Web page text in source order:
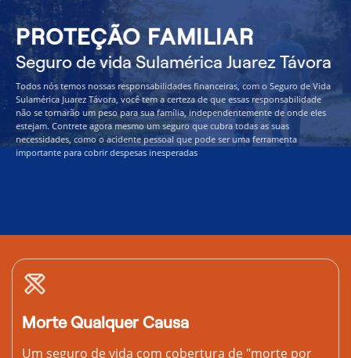
PROTEÇÃO FAMILIAR
Seguro de vida Sulamérica Juarez Távora
Todos nós temos nossas responsabilidades financeiras, com o Seguro de Vida
Sulamérica Juarez Távora, você tem a certeza de que essas responsabilidade
não se tornarão um peso para sua família, independentemente de onde eles
estejam. Contrete agora mesmo um seguro que cubra todas as suas
necessidades, como o acidente pessoal que pode ser uma ferramenta
importante para cobrir despesas inesperadas
Morte Qualquer Causa
Um seguro de vida com cobertura de "morte por